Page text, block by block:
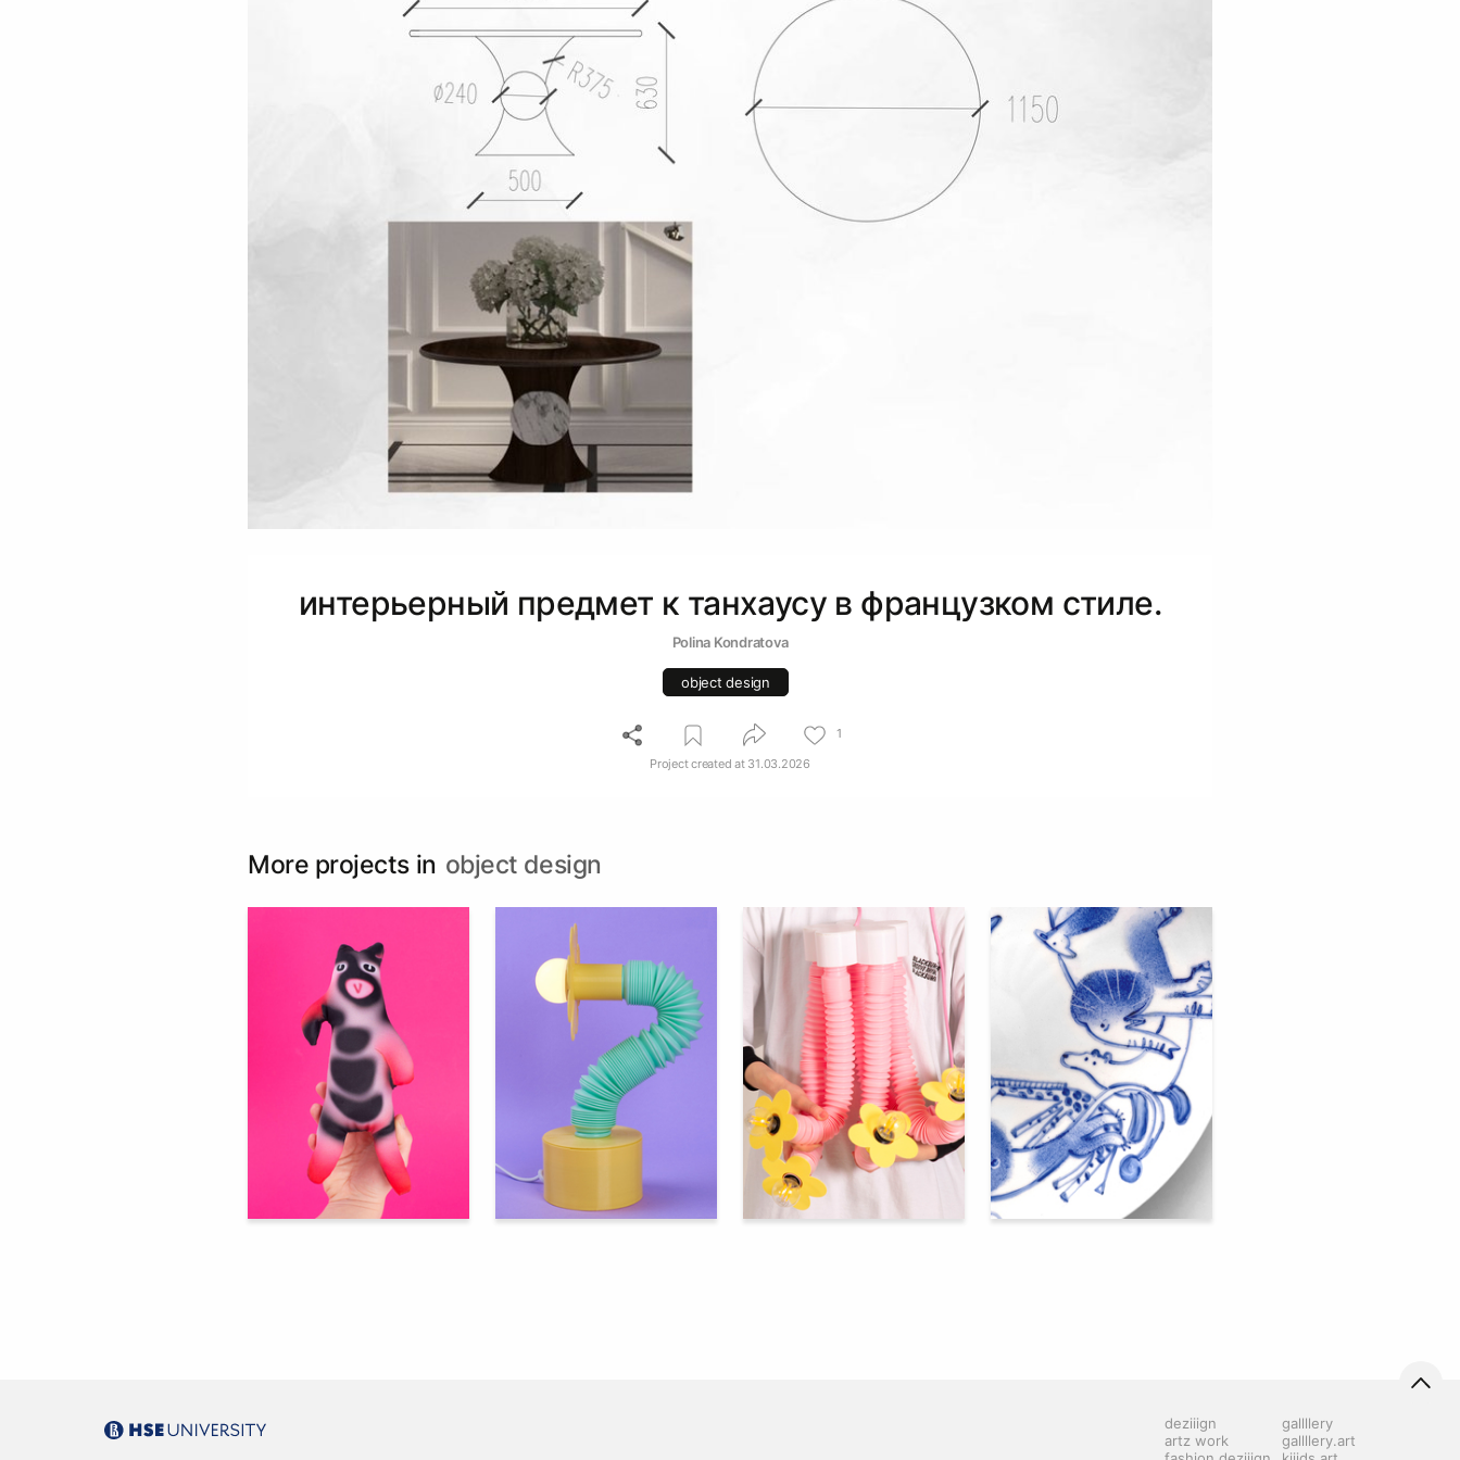
интерьерный предмет к танхаусу в французком стиле.
Polina Kondratova
object design
1
Project created at 31.03.2026
More projects in object design
Yuliya Krasova Multiple Authors Multiple Authors Ekaterina Bondarenko
deziiign
artz work
gallllery
gallllery.art